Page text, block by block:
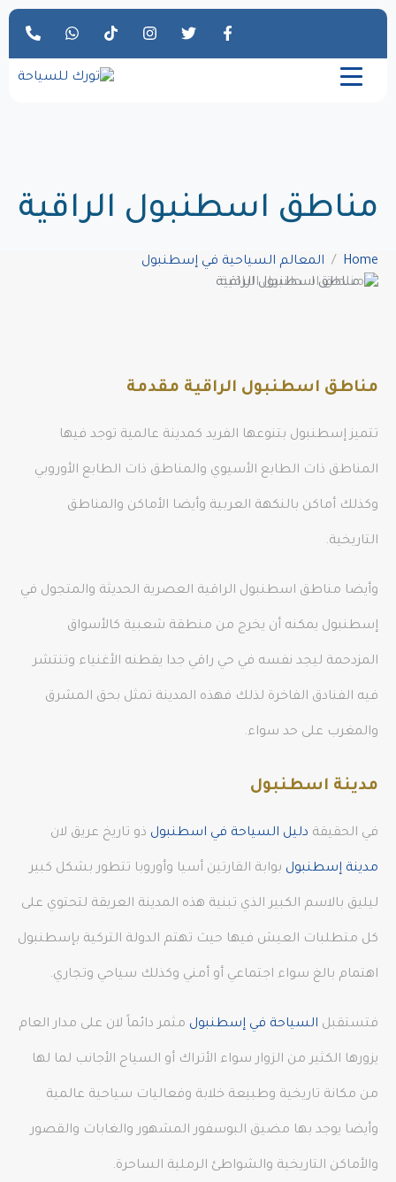
مناطق اسطنبول الراقية
Home
المعالم السياحية في إسطنبول
مناطق اسطنبول الراقية
مناطق اسطنبول الراقية مقدمة
تتميز إسطنبول بتنوعها الفريد كمدينة عالمية توجد فيها
المناطق ذات الطابع الأسيوي والمناطق ذات الطابع الأوروبي
وكذلك أماكن بالنكهة العربية وأيضا الأماكن والمناطق
التاريخية.
وأيضا مناطق اسطنبول الراقية العصرية الحديثة والمتجول في
إسطنبول يمكنه أن يخرج من منطقة شعبية كالأسواق
المزدحمة ليجد نفسه في حي راقي جدا يقطنه الأغنياء وتنتشر
فيه الفنادق الفاخرة لذلك فهذه المدينة تمثل بحق المشرق
والمغرب على حد سواء.
مدينة اسطنبول
في الحقيقة دليل السياحة في اسطنبول ذو تاريخ عريق لان
مدينة إسطنبول بوابة القارتين أسيا وأوروبا تتطور بشكل كبير
ليليق بالاسم الكبير الذي تبنية هذه المدينة العريقة لتحتوي على
كل متطلبات العيش فيها حيث تهتم الدولة التركية بإسطنبول
اهتمام بالغ سواء اجتماعي أو أمني وكذلك سياحي وتجاري.
فتستقبل السياحة في إسطنبول مثمر دائماً لان على مدار العام
يزورها الكثير من الزوار سواء الأتراك أو السياح الأجانب لما لها
من مكانة تاريخية وطبيعة خلابة وفعاليات سياحية عالمية
وأيضا يوجد بها مضيق البوسفور المشهور والغابات والقصور
والأماكن التاريخية والشواطئ الرملية الساحرة.